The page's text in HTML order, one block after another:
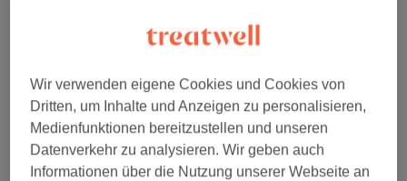
Dépose complète + manucure + soin à la
35 Min.
Manucure + Vernis Classique
45 Min.
Schnellansicht Saloninfos
Wir verwenden eigene Cookies und Cookies von
Dritten, um Inhalte und Anzeigen zu personalisieren,
Medienfunktionen bereitzustellen und unseren
Datenverkehr zu analysieren. Wir geben auch
Informationen über die Nutzung unserer Webseite an